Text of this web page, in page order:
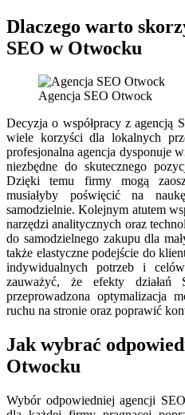
Dlaczego warto
SEO w Otwocku
Agencja SEO Otwock
Decyzja o współpracy z agencją
wiele korzyści dla lokalnych
profesjonalna agencja dysponuje
niezbędne do skutecznego
Dzięki temu firmy mogą
musiałyby poświęcić na
samodzielnie. Kolejnym atutem
narzędzi analitycznych oraz
do samodzielnego zakupu dla
także elastyczne podejście do
indywidualnych potrzeb i
zauważyć, że efekty działań
przeprowadzona optymalizacja
ruchu na stronie oraz poprawić
Jak wybrać
Otwocku
Wybór odpowiedniej agencji